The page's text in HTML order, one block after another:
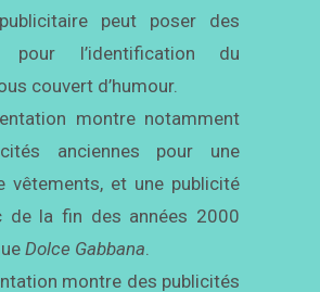
peut poser des
pour l’identification du
couvert d’humour.
montre notamment
anciennes pour une
vêtements, et une publicité
de la fin des années 2000
Dolce Gabbana.
montre des publicités